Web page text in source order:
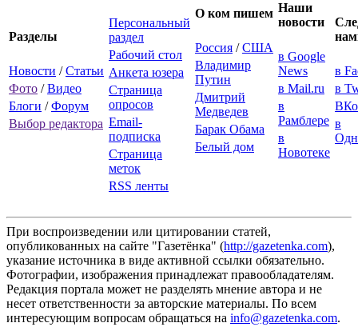
Разделы
Новости /Статьи
Фото /Видео
Блоги /Форум
Выбор редактора
Персональный
раздел
Рабочий стол
Анкета юзера
Страница
опросов
Email-
подписка
Страница
меток
RSS ленты
О ком пишем
Россия /США
Владимир
Путин
Дмитрий
Медведев
Барак Обама
Белый дом
Наши
новости
в Google
News
в Mail.ru
в
Рамблере
в
Новотеке
в
в
в
При воспроизведении или цитировании статей,
опубликованных на сайте "Газетёнка" (http://gazetenka.com),
указание источника в виде активной ссылки обязательно.
Фотографии, изображения принадлежат правообладателям.
Редакция портала может не разделять мнение автора и не
несет ответственности за авторские материалы. По всем
интересующим вопросам обращаться на info@gazetenka.com.